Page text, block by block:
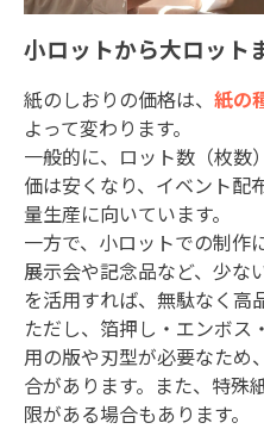
小ロットから大ロット
紙のしおりの価格は、 紙の
よって変わります。
一般的に、ロット数（枚数
価は安くなり、イベント配
量生産に向いています。
一方で、小ロットでの制作
展示会や記念品など、少な
を活用すれば、無駄なく高
ただし、箔押し・エンボス
用の版や刃型が必要なため、
合があります。また、特殊
限がある場合もあります。